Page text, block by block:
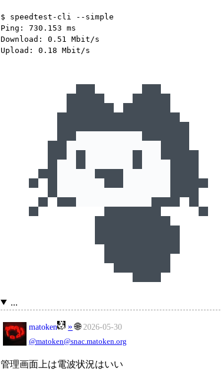
$ speedtest-cli --simple
Ping: 730.153 ms
Download: 0.51 Mbit/s
Upload: 0.18 Mbit/s
...
matoken » 🌐 2026-05-30
@matoken@snac.matoken.org
管理画面上は電波状況はいい